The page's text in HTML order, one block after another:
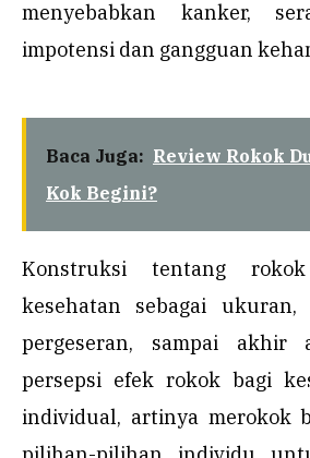
menyebabkan kanker,
impotensi dan gangguan
Baca Juga: Review Rokok
Kok Begini?
Konstruksi tentang rokok
kesehatan sebagai ukuran,
pergeseran, sampai akhir
persepsi efek rokok bagi
individual, artinya merokok